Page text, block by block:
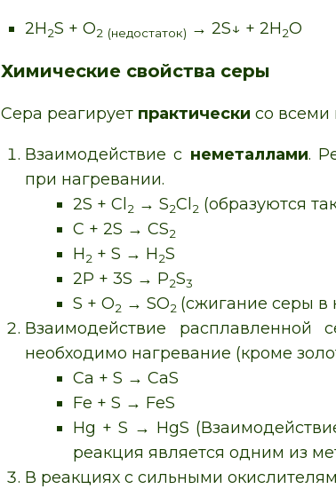
2H2S + O2 (недостаток) → 2S↓ + 2H2O
Химические свойства серы
Сера реагирует практически со
Взаимодействие с неметаллами.
при нагревании.
2S + Cl 2 → S2Cl 2 (образуются
C + 2S → CS2
H2 + S → H2S
2P + 3S → P2S3
S + O2 → SO2 (сжигание серы в
Взаимодействие расплавленной
необходимо нагревание (кроме
Ca + S → CaS
Fe + S → FeS
Hg + S → HgS
реакция является одним из
В реакциях с сильными